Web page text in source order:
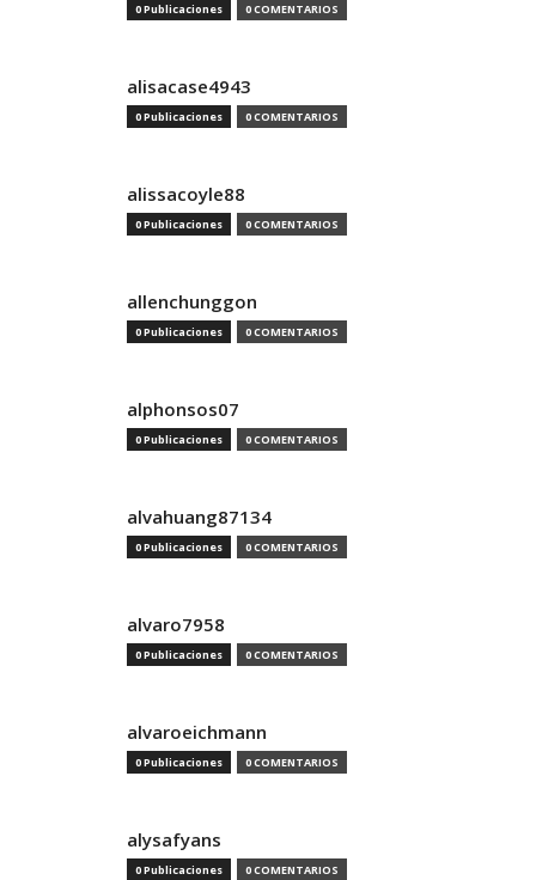
0 Publicaciones 0 COMENTARIOS
alisacase4943
0 Publicaciones 0 COMENTARIOS
alissacoyle88
0 Publicaciones 0 COMENTARIOS
allenchunggon
0 Publicaciones 0 COMENTARIOS
alphonsos07
0 Publicaciones 0 COMENTARIOS
alvahuang87134
0 Publicaciones 0 COMENTARIOS
alvaro7958
0 Publicaciones 0 COMENTARIOS
alvaroeichmann
0 Publicaciones 0 COMENTARIOS
alysafyans
0 Publicaciones 0 COMENTARIOS